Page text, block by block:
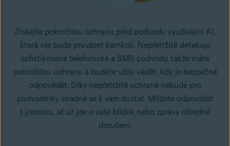
Získejte pokročilou ochranu před podvody využívající AI,
která vás bude provázet kamkoli. Nepřetržitě detekuje
sofistikované telefonické a SMS podvody, takže máte
pokročilou ochranu a budete vždy vědět, kdy je bezpečné
odpovědět. Díky nepřetržité ochraně nebude pro
podvodníky snadné se k vám dostat. Můžete odpovídat
s jistotou, ať už jde o vaše blízké, nebo zprávy ohledně
doručení.